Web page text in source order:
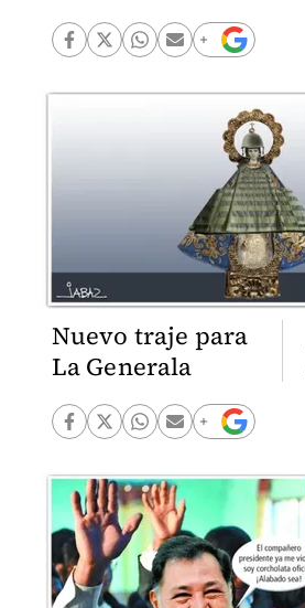
Nuevo traje para
La Generala